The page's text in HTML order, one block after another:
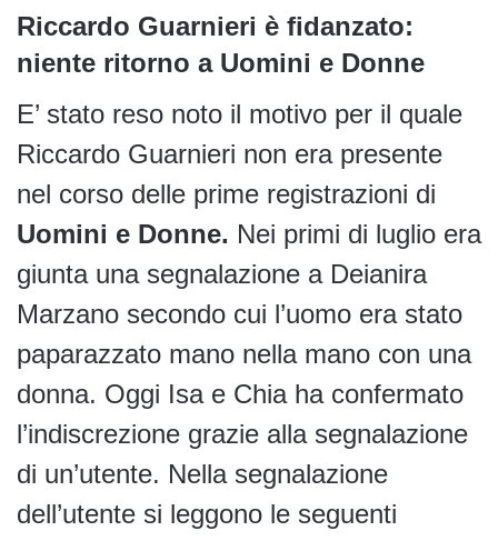
Riccardo Guarnieri è fidanzato:
niente ritorno a Uomini e Donne
E’ stato reso noto il motivo per il quale
Riccardo Guarnieri non era presente
nel corso delle prime registrazioni di
Uomini e Donne. Nei primi di luglio era
giunta una segnalazione a Deianira
Marzano secondo cui l’uomo era stato
paparazzato mano nella mano con una
donna. Oggi Isa e Chia ha confermato
l’indiscrezione grazie alla segnalazione
di un’utente. Nella segnalazione
dell’utente si leggono le seguenti